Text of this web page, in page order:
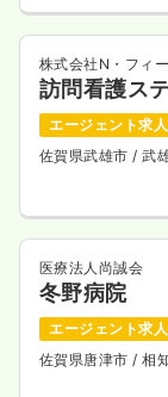
株式会社N・フィ
訪問看護ス
エージェント求人
佐賀県武雄市/ 武
医療法人尚誠会
冬野病院
エージェント求人
佐賀県唐津市/ 相